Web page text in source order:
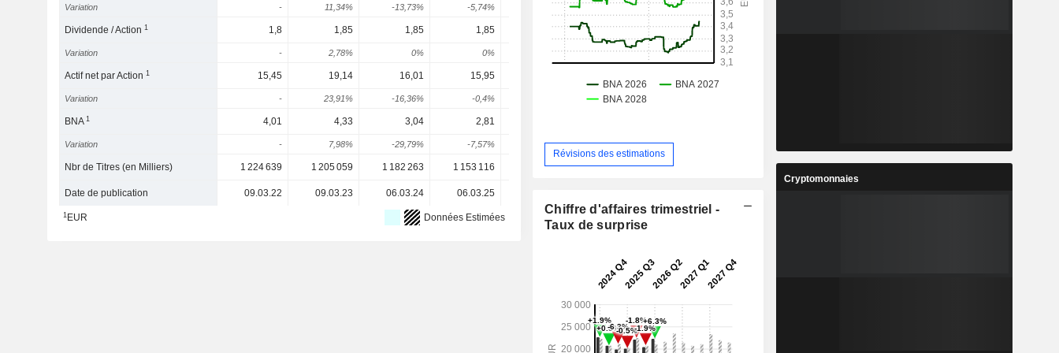
Variation - 11,34% -13,73% -5,74% 7,97% -17,01%
Dividende / Action1 1,8 1,85 1,85 1,85 1,9 2,006 2,073
Variation - 2,78% 0% 0% 2,7% 5,56% 3,35%
Actif net par Action1 15,45 19,14 16,01 15,95
Variation - 23,91% -16,36% -0,4% 6,79%
BNA1 4,01 4,33 3,04 2,81
Variation - 7,98% -29,79% -7,57% 8,19% 13,75%
Nbr de Titres (en Milliers) 1 224 639 1 205 059 1 182 263 1 153 116 1 121 383 1 107 368 1 107 368 1 107 368
Date de publication 09.03.22 09.03.23 06.03.24 06.03.25
1EUR Données Estimées
Révisions des estimations
Chiffre d'affaires trimestriel -
Taux de surprise
Cryptomonnaies